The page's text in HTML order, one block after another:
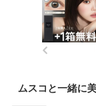
ムスコと一緒に